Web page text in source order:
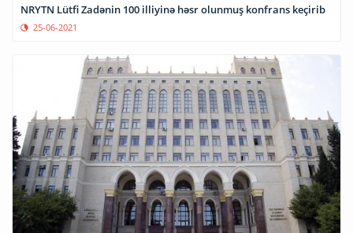
NRYTN Lütfi Zadənin 100 illiyinə həsr olunmuş konfrans keçirib
25-06-2021